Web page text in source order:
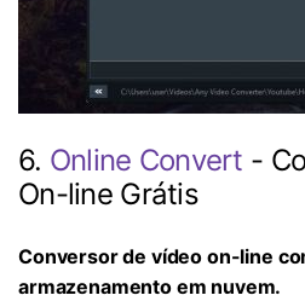
6. Online Convert -
On-line Grátis
Conversor de vídeo on-line
armazenamento em nuvem.